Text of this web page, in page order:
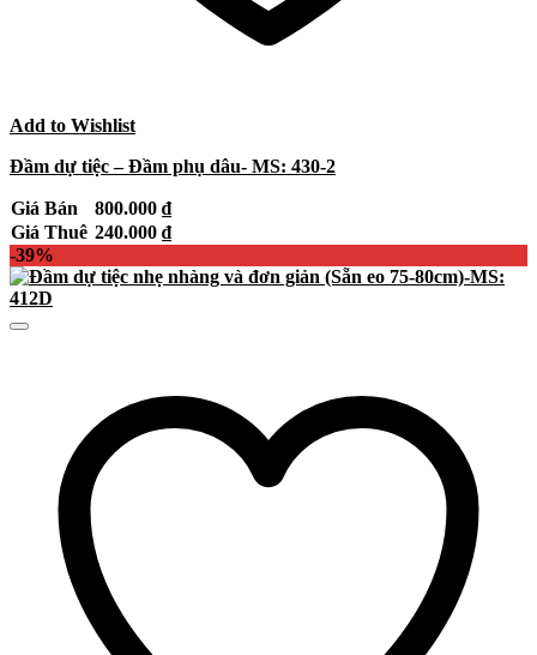
Add to Wishlist
Đầm dự tiệc – Đầm phụ dâu- MS: 430-2
Giá Bán 800.000 ₫
Giá Thuê 240.000 ₫
-39%